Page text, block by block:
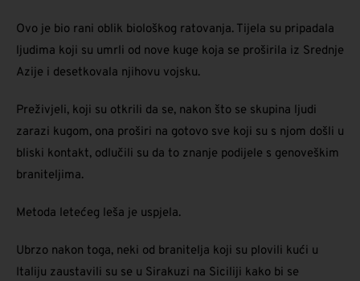
Ovo je bio rani oblik biološkog ratovanja. Tijela su pripadala
ljudima koji su umrli od nove kuge koja se proširila iz Srednje
Azije i desetkovala njihovu vojsku.
Preživjeli, koji su otkrili da se, nakon što se skupina ljudi
zarazi kugom, ona proširi na gotovo sve koji su s njom došli u
bliski kontakt, odlučili su da to znanje podijele s genoveškim
braniteljima.
Metoda letećeg leša je uspjela.
Ubrzo nakon toga, neki od branitelja koji su plovili kući u
Italiju zaustavili su se u Sirakuzi na Siciliji kako bi se